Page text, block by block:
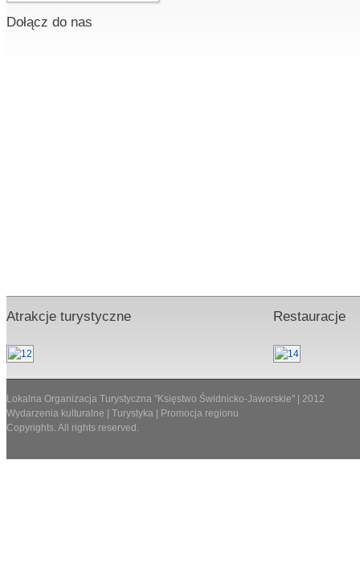
Dołącz do nas
Atrakcje turystyczne Restauracje
Lokalna Organizacja Turystyczna "Księstwo Świdnicko-Jaworskie" | 2012
Wydarzenia kulturalne | Turystyka | Promocja regionu
Copyrights. All rights reserved.